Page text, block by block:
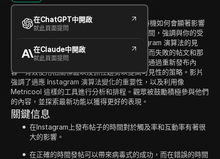
內容介紹
在ChatGPT中開啟
就此頁面提問
在Claude中開啟
就此頁面提問
這段影片探討了在 Instagram 上發佈帖文的時機如何會顯著影響
你的觸及率和互動率。它概述了最佳的發文時間，強調與你的受
眾時區保持一致的重要性，並提供關於 Instagram 演算法的見
解。主持人分享了個人經歷，講述了基於時機而失敗的帖文和那
些成為病毒式傳播的帖文。此外，他們提供了通過重新發布內
容、有效使用相關標籤以及抓住趨勢以提高可見性的策略。影片
強調了適應 Instagram 演算法變化的重要性，以及利用像
Metricool 這樣的工具進行分析和排程。觀眾被鼓勵積極參與他們
的內容，並探索最新功能以獲得更好的表現。
關鍵信息
在Instagram上發布帖子的時間對於觸及率和互動率有著很
大的影響。
在正確的時間發帖可以帶來病毒式的成功，而在錯誤的時間